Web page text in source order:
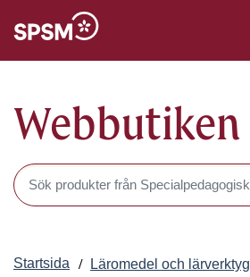
Webbutiken
Sök produkter i Webbutiken
Startsida Läromedel och lärverktyg